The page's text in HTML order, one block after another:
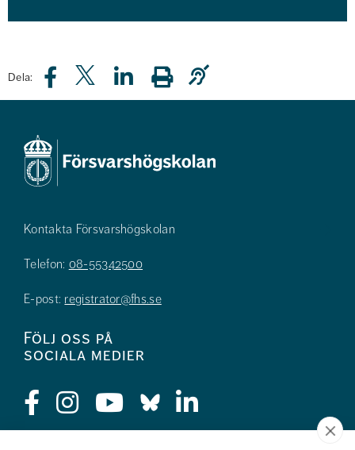
Dela:
Kontakta Försvarshögskolan
Telefon: 08-55342500
E-post: registrator@fhs.se
Följ oss på
sociala medier